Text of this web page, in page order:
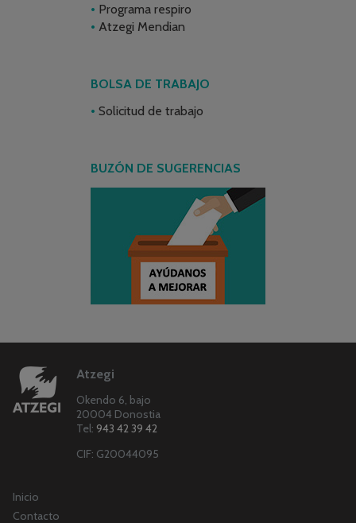
Programa respiro
Atzegi Mendian
BOLSA DE TRABAJO
Solicitud de trabajo
BUZÓN DE SUGERENCIAS
Atzegi
Okendo 6, bajo
20004 Donostia
Tel: 943 42 39 42
CIF: G20044095
Inicio
Contacto